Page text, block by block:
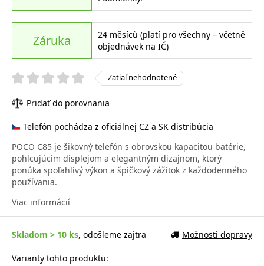
Záruka
24 měsíců (platí pro všechny – včetně
objednávek na IČ)
Zatiaľ nehodnotené
Pridať do porovnania
Telefón pochádza z oficiálnej CZ a SK distribúcia
POCO C85 je šikovný telefón s obrovskou kapacitou batérie,
pohlcujúcim displejom a elegantným dizajnom, ktorý
ponúka spoľahlivý výkon a špičkový zážitok z každodenného
používania.
Viac informácií
Skladom > 10 ks, odošleme zajtra Možnosti dopravy
Varianty tohto produktu: